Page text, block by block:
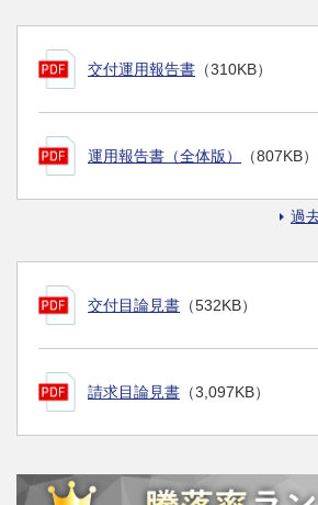
交付運用報告書 （310KB）
運用報告書（全体版） （807KB）
過
交付目論見書 （532KB）
請求目論見書 （3,097KB）